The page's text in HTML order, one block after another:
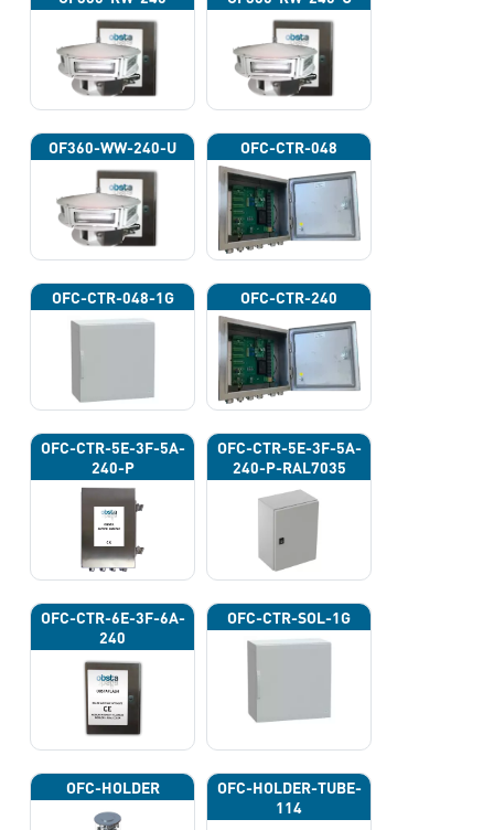
OF360-WW-240-U OFC-CTR-048
OFC-CTR-048-1G OFC-CTR-240
OFC-CTR-5E-3F-5A-
240-P
OFC-CTR-5E-3F-5A-
240-P-RAL7035
OFC-CTR-6E-3F-6A-
240
OFC-CTR-SOL-1G
OFC-HOLDER
OFC-HOLDER-TUBE-
114